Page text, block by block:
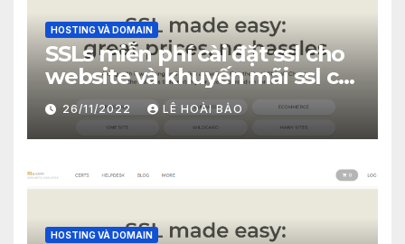
HOSTING VÀ DOMAIN
SSLs miễn phí cài đặt ssl cho
website và khuyến mãi ssl chỉ
2.99$
26/11/2022 LÊ HOÀI BẢO
HOSTING VÀ DOMAIN